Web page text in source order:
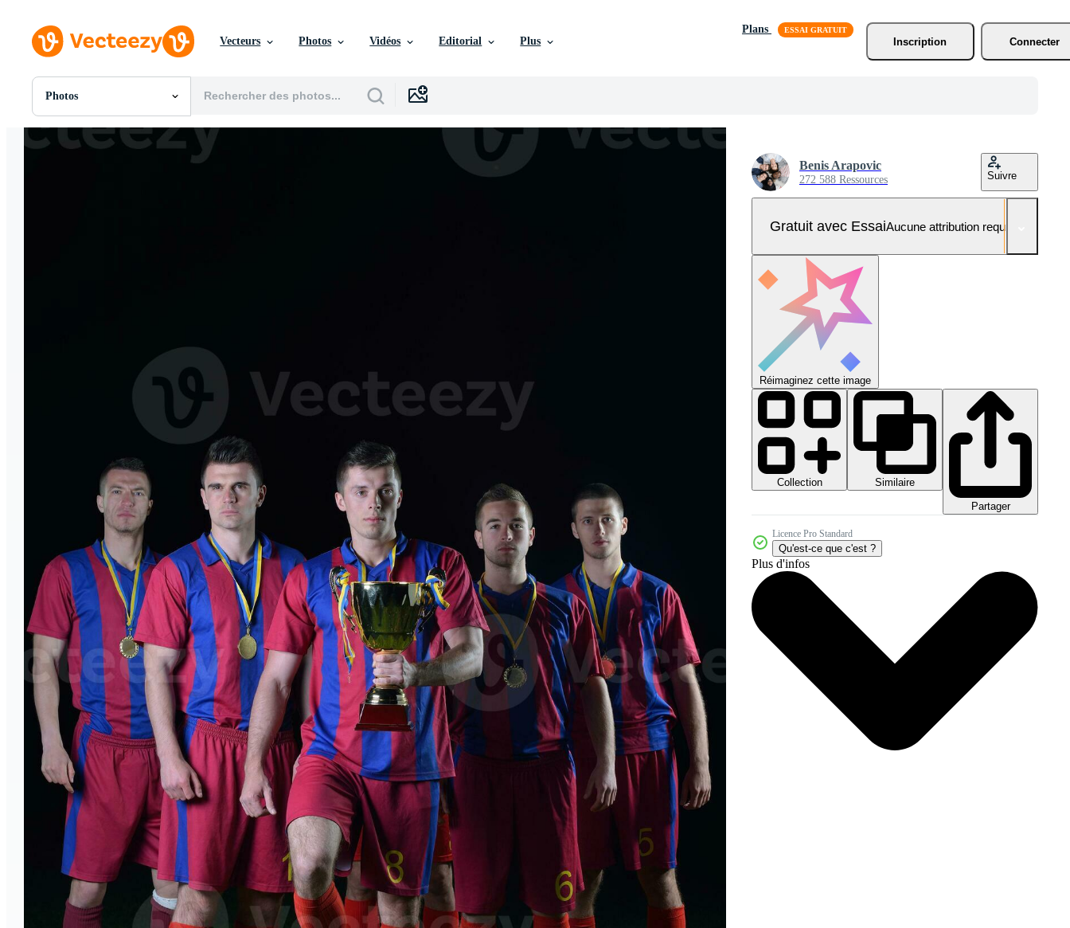
Vecteurs Photos Vidéos Editorial Plus
Plans
Inscription
Connecter
Photos
Toutes Images
Photos
PNGs
Benis Arapovic
272 588 Ressources Suivre
Gratuit avec EssaiAucune attribution requise
Réimaginez cette image
Collection
Similaire
Partager
Licence Pro Standard
Qu'est-ce que c'est ?
Plus d'infos